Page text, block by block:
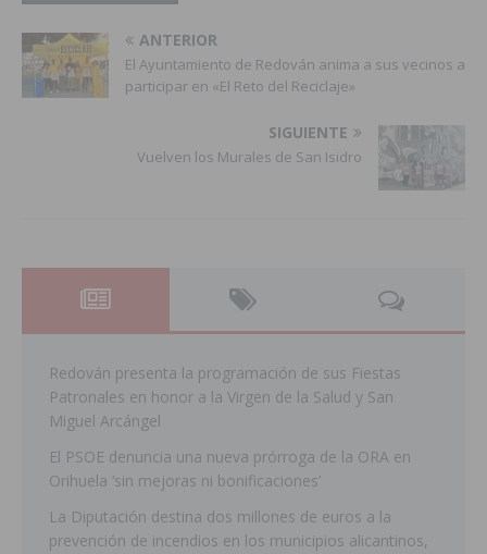
ANTERIOR
El Ayuntamiento de Redován anima a sus vecinos a
participar en «El Reto del Reciclaje»
SIGUIENTE
Vuelven los Murales de San Isidro
Redován presenta la programación de sus Fiestas
Patronales en honor a la Virgen de la Salud y San
Miguel Arcángel
El PSOE denuncia una nueva prórroga de la ORA en
Orihuela ‘sin mejoras ni bonificaciones’
La Diputación destina dos millones de euros a la
prevención de incendios en los municipios alicantinos,